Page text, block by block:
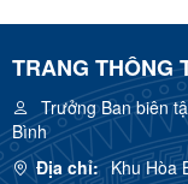
TRANG THÔNG
Trưởng Ban biên
Bình
Địa chỉ: Khu Hòa